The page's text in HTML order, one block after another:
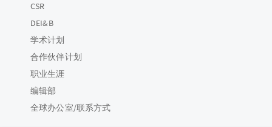
CSR
DEI&B
学术计划
合作伙伴计划
职业生涯
编辑部
全球办公室/联系方式